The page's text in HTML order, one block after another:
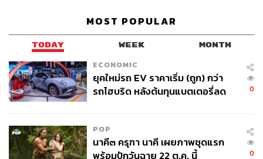
MOST POPULAR
TODAY WEEK MONTH
ECONOMIC
ยุคใหม่รถ EV ราคาเริ่ม (ถูก) กว่า
รถไฮบริด หลังต้นทุนแบตเตอรี่ลด
0
POP
นาคี๓ ครุฑา นาคี เผยภาพชุดแรก
พร้อมปักวันฉาย 22 ต.ค. นี้
0